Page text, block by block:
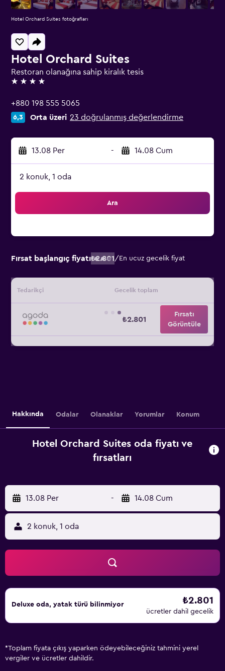
Hotel Orchard Suites
Restoran olanağına sahip kiralık tesis
4 yıldız
+880 198 555 5065
6,3 Orta üzeri 23 doğrulanmış değerlendirme
13.08 Per - 14.08 Cum
2 konuk, 1 oda
Ara
Fırsat başlangıç fiyatı₺2.801/ En ucuz gecelik fiyat
Tedarikçi Gecelik toplam
₺2.801
Fırsatı
Görüntüle
Hotel Orchard Suites fotoğrafları
Hakkında Odalar Olanaklar Yorumlar Konum
Hotel Orchard Suites oda fiyatı ve
fırsatları
13.08 Per - 14.08 Cum
2 konuk, 1 oda
Deluxe oda, yatak türü bilinmiyor ₺2.801
ücretler dahil gecelik
*Toplam fiyata çıkış yaparken ödeyebileceğiniz tahmini yerel
vergiler ve ücretler dahildir.